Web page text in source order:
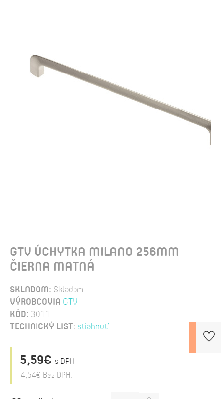
GTV ÚCHYTKA MILANO 256MM
ČIERNA MATNÁ
SKLADOM: Skladom
VÝROBCOVIA GTV
KÓD: 3011
TECHNICKÝ LIST: stiahnuť
5,59€ s DPH
4,54€ Bez DPH: